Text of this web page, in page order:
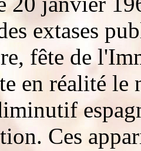
extases
fête de
en réalité le
Ces